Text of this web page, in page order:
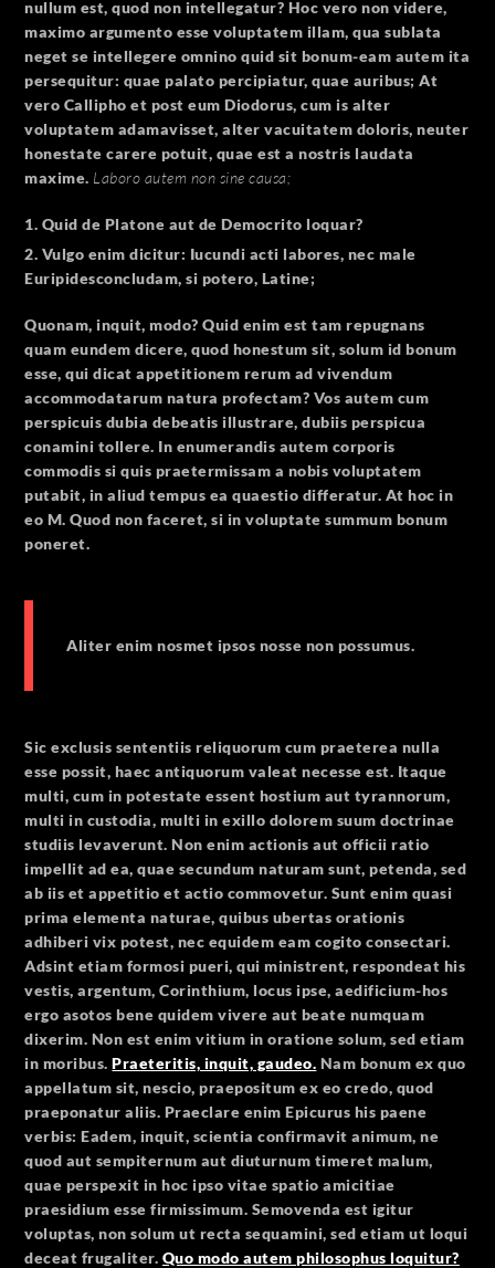
nullum est, quod non intellegatur? Hoc vero non videre,
maximo argumento esse voluptatem illam, qua sublata
neget se intellegere omnino quid sit bonum-eam autem ita
persequitur: quae palato percipiatur, quae auribus; At
vero Callipho et post eum Diodorus, cum is alter
voluptatem adamavisset, alter vacuitatem doloris, neuter
honestate carere potuit, quae est a nostris laudata
maxime. Laboro autem non sine causa;
Quid de Platone aut de Democrito loquar?
Vulgo enim dicitur: Iucundi acti labores, nec male
Euripidesconcludam, si potero, Latine;
Quonam, inquit, modo? Quid enim est tam repugnans
quam eundem dicere, quod honestum sit, solum id bonum
esse, qui dicat appetitionem rerum ad vivendum
accommodatarum natura profectam? Vos autem cum
perspicuis dubia debeatis illustrare, dubiis perspicua
conamini tollere. In enumerandis autem corporis
commodis si quis praetermissam a nobis voluptatem
putabit, in aliud tempus ea quaestio differatur. At hoc in
eo M. Quod non faceret, si in voluptate summum bonum
poneret.
Aliter enim nosmet ipsos nosse non possumus.
Sic exclusis sententiis reliquorum cum praeterea nulla
esse possit, haec antiquorum valeat necesse est. Itaque
multi, cum in potestate essent hostium aut tyrannorum,
multi in custodia, multi in exillo dolorem suum doctrinae
studiis levaverunt. Non enim actionis aut officii ratio
impellit ad ea, quae secundum naturam sunt, petenda, sed
ab iis et appetitio et actio commovetur. Sunt enim quasi
prima elementa naturae, quibus ubertas orationis
adhiberi vix potest, nec equidem eam cogito consectari.
Adsint etiam formosi pueri, qui ministrent, respondeat his
vestis, argentum, Corinthium, locus ipse, aedificium-hos
ergo asotos bene quidem vivere aut beate numquam
dixerim. Non est enim vitium in oratione solum, sed etiam
in moribus.Praeteritis, inquit, gaudeo. Nam bonum ex quo
appellatum sit, nescio, praepositum ex eo credo, quod
praeponatur aliis. Praeclare enim Epicurus his paene
verbis: Eadem, inquit, scientia confirmavit animum, ne
quod aut sempiternum aut diuturnum timeret malum,
quae perspexit in hoc ipso vitae spatio amicitiae
praesidium esse firmissimum. Semovenda est igitur
voluptas, non solum ut recta sequamini, sed etiam ut loqui
deceat frugaliter. Quo modo autem philosophus loquitur?